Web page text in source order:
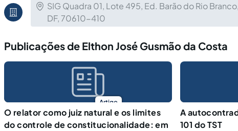
SIG Quadra 01, Lote 495, Ed. Barão do Rio
DF, 70610-410
Publicações de Elthon José Gusmão da Costa
Artigo
O relator como juiz natural e os limites
do controle de constitucionalidade: em
A
101 do TST